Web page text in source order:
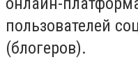
пользователей
(блогеров).